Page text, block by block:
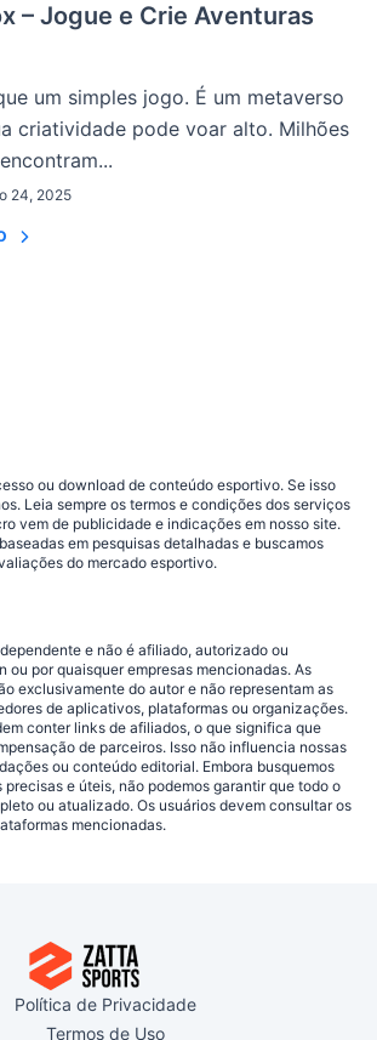
– Jogue e Crie Aventuras
um simples jogo. É um metaverso
criatividade pode voar alto. Milhões
24, 2025
ou download de conteúdo esportivo. Se isso
Leia sempre os termos e condições dos serviços
vem de publicidade e indicações em nosso site.
em pesquisas detalhadas e buscamos
do mercado esportivo.
e não é afiliado, autorizado ou
ou por quaisquer empresas mencionadas. As
exclusivamente do autor e não representam as
de aplicativos, plataformas ou organizações.
conter links de afiliados, o que significa que
de parceiros. Isso não influencia nossas
ou conteúdo editorial. Embora busquemos
e úteis, não podemos garantir que todo o
ou atualizado. Os usuários devem consultar os
mencionadas.
Política de Privacidade
Termos de Uso